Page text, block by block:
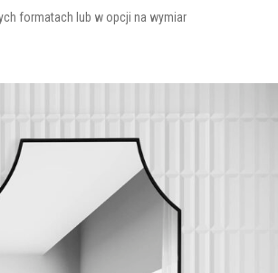
formatach lub w opcji na wymiar